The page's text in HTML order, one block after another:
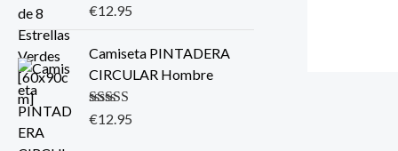
Valorado con
€12.95
Camiseta PINTADERA
CIRCULAR Hombre
Valorado con
€12.95